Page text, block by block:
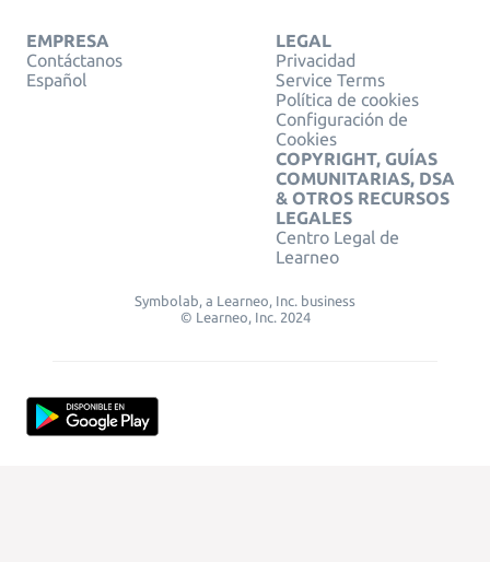
EMPRESA
Contáctanos
Español
LEGAL
Privacidad
Service Terms
Política de cookies
Configuración de
Cookies
COPYRIGHT, GUÍAS
COMUNITARIAS, DSA
& OTROS RECURSOS
LEGALES
Centro Legal de
Learneo
Symbolab, a Learneo, Inc. business
© Learneo, Inc. 2024